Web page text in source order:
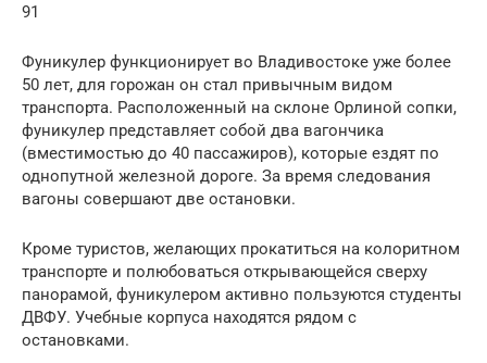
91
Фуникулер функционирует во Владивостоке уже более
50 лет, для горожан он стал привычным видом
транспорта. Расположенный на склоне Орлиной сопки,
фуникулер представляет собой два вагончика
(вместимостью до 40 пассажиров), которые ездят по
однопутной железной дороге. За время следования
вагоны совершают две остановки.
Кроме туристов, желающих прокатиться на колоритном
транспорте и полюбоваться открывающейся сверху
панорамой, фуникулером активно пользуются студенты
ДВФУ. Учебные корпуса находятся рядом с
остановками.